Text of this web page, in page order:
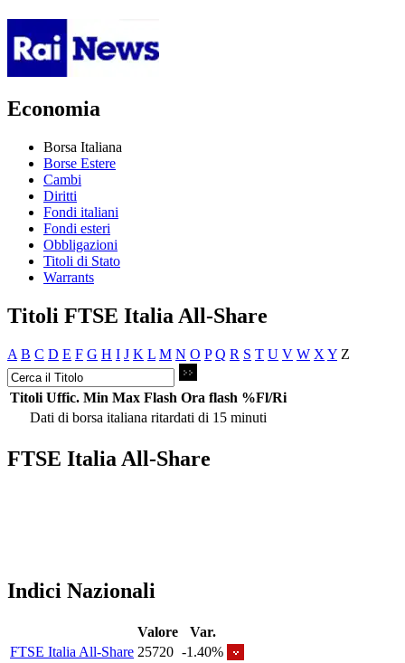
Economia
Borsa Italiana
Borse Estere
Cambi
Diritti
Fondi italiani
Fondi esteri
Obbligazioni
Titoli di Stato
Warrants
Titoli FTSE Italia All-Share
A B C D E F G H I J K L M N O P Q R S T U V W X Y Z
Titoli Uffic. Min Max Flash Ora flash %Fl/Ri
Dati di borsa italiana ritardati di 15 minuti
FTSE Italia All-Share
Indici Nazionali
Valore
Var.
FTSE Italia All-Share 25720 -1.40%